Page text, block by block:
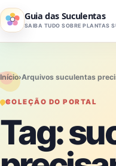
Pular para o conteúdo
Guia das Suculentas
Início›Arquivos suculentas
COLEÇÃO DO PORTAL
Tag: